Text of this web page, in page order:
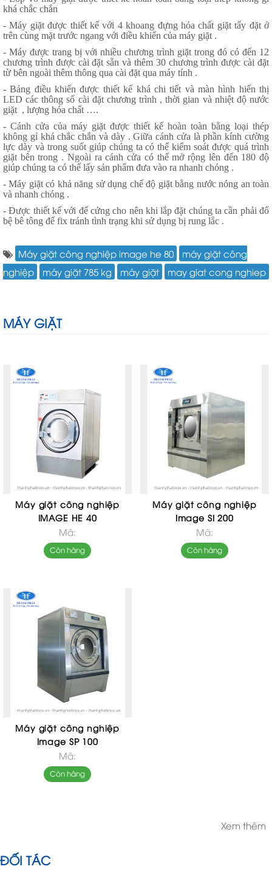
khá chắc chắn
- Máy giặt được thiết kế với 4 khoang đựng hóa chất giặt tẩy đặt ở
trên cùng mặt trước ngang với điều khiển của máy giặt .
- Máy được trang bị với nhiều chương trình giặt trong đó có đến 12
chương trình được cài đặt sẵn và thêm 30 chương trình được cài đặt
từ bên ngoài thêm thông qua cài đặt qua máy tính .
- Bảng điều khiển được thiết kế khá chi tiết và màn hình hiển thị
LED các thông số cài đặt chương trình , thời gian và nhiệt độ nước
giặt , lượng hóa chất ….
- Cánh cửa của máy giặt được thiết kế hoàn toàn bằng loại thép
không gỉ khá chắc chắn và dày . Giữa cánh cửa là phần kính cường
lực dày và trong suốt giúp chúng ta có thể kiểm soát được quá trình
giặt bên trong . Ngoài ra cánh cửa có thể mở rộng lên đến 180 độ
giúp chúng ta có thể lấy sản phẩm đưa vào ra nhanh chóng .
- Máy giặt có khả năng sử dụng chế độ giặt bằng nước nóng an toàn
và nhanh chóng .
- Được thiết kế với đế cứng cho nên khi lắp đặt chúng ta cần phải đổ
bệ bê tông để fix tránh tình trạng khi sử dụng bị rung lắc .
Máy giặt công nghiệp image he 80
máy giặt công
nghiệp
máy giặt 785 kg máy giặt may giat cong nghiep
MÁY GIẶT
Máy giặt công nghiệp
IMAGE HE 40
Mã:
Còn hàng
Máy giặt công nghiệp
Image SI 200
Mã:
Còn hàng
Máy giặt công nghiệp
Image SP 100
Mã:
Còn hàng
Xem thêm
ĐỐI TÁC